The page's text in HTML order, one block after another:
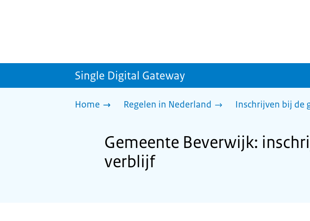
Single Digital Gateway
Home Regelen in Nederland Inschrijven bij de
Gemeente Beverwijk:
verblijf